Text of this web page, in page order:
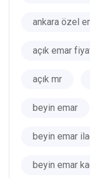
ankara özel
açık emar
açık mr
beyin emar
beyin emar
beyin emar